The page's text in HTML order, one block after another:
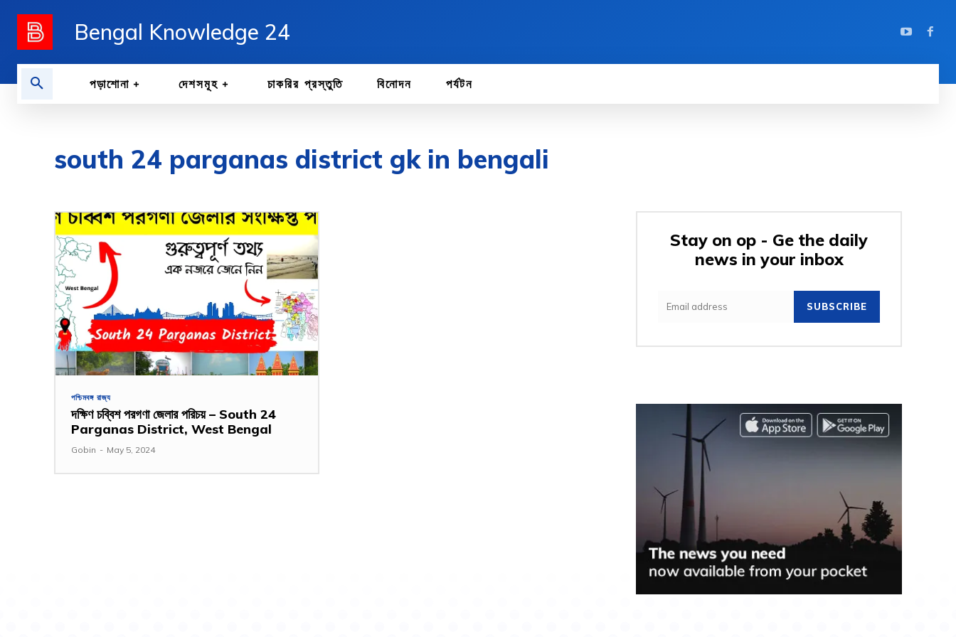
Bengal Knowledge 24
পড়াশোনা দেশসমূহ চাকরির প্রস্তুতি বিনোদন পর্যটন
south 24 parganas district gk in bengali
পশ্চিমবঙ্গ রাজ্য
দক্ষিণ চব্বিশ পরগণা জেলার পরিচয় – South 24
Parganas District, West Bengal
Gobin - May 5, 2024
Stay on op - Ge the daily
news in your inbox
SUBSCRIBE